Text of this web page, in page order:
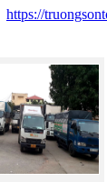
https://